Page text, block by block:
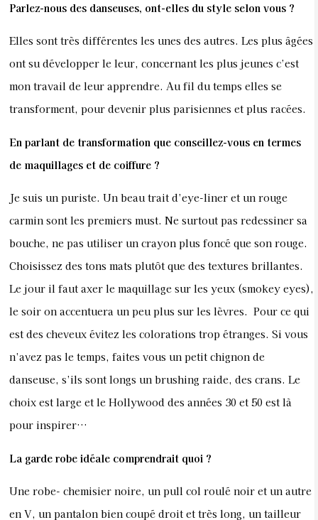
Parlez-nous des danseuses, ont-elles du style selon vous ?
Elles sont très différentes les unes des autres. Les plus âgées
ont su développer le leur, concernant les plus jeunes c’est
mon travail de leur apprendre. Au fil du temps elles se
transforment, pour devenir plus parisiennes et plus racées.
En parlant de transformation que conseillez-vous en termes
de maquillages et de coiffure ?
Je suis un puriste. Un beau trait d’eye-liner et un rouge
carmin sont les premiers must. Ne surtout pas redessiner sa
bouche, ne pas utiliser un crayon plus foncé que son rouge.
Choisissez des tons mats plutôt que des textures brillantes.
Le jour il faut axer le maquillage sur les yeux (smokey eyes),
le soir on accentuera un peu plus sur les lèvres. Pour ce qui
est des cheveux évitez les colorations trop étranges. Si vous
n’avez pas le temps, faites vous un petit chignon de
danseuse, s’ils sont longs un brushing raide, des crans. Le
choix est large et le Hollywood des années 30 et 50 est là
pour inspirer…
La garde robe idéale comprendrait quoi ?
Une robe- chemisier noire, un pull col roulé noir et un autre
en V, un pantalon bien coupé droit et très long, un tailleur